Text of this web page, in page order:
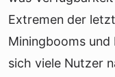
Extremen der
Miningbooms und
sich viele Nutzer